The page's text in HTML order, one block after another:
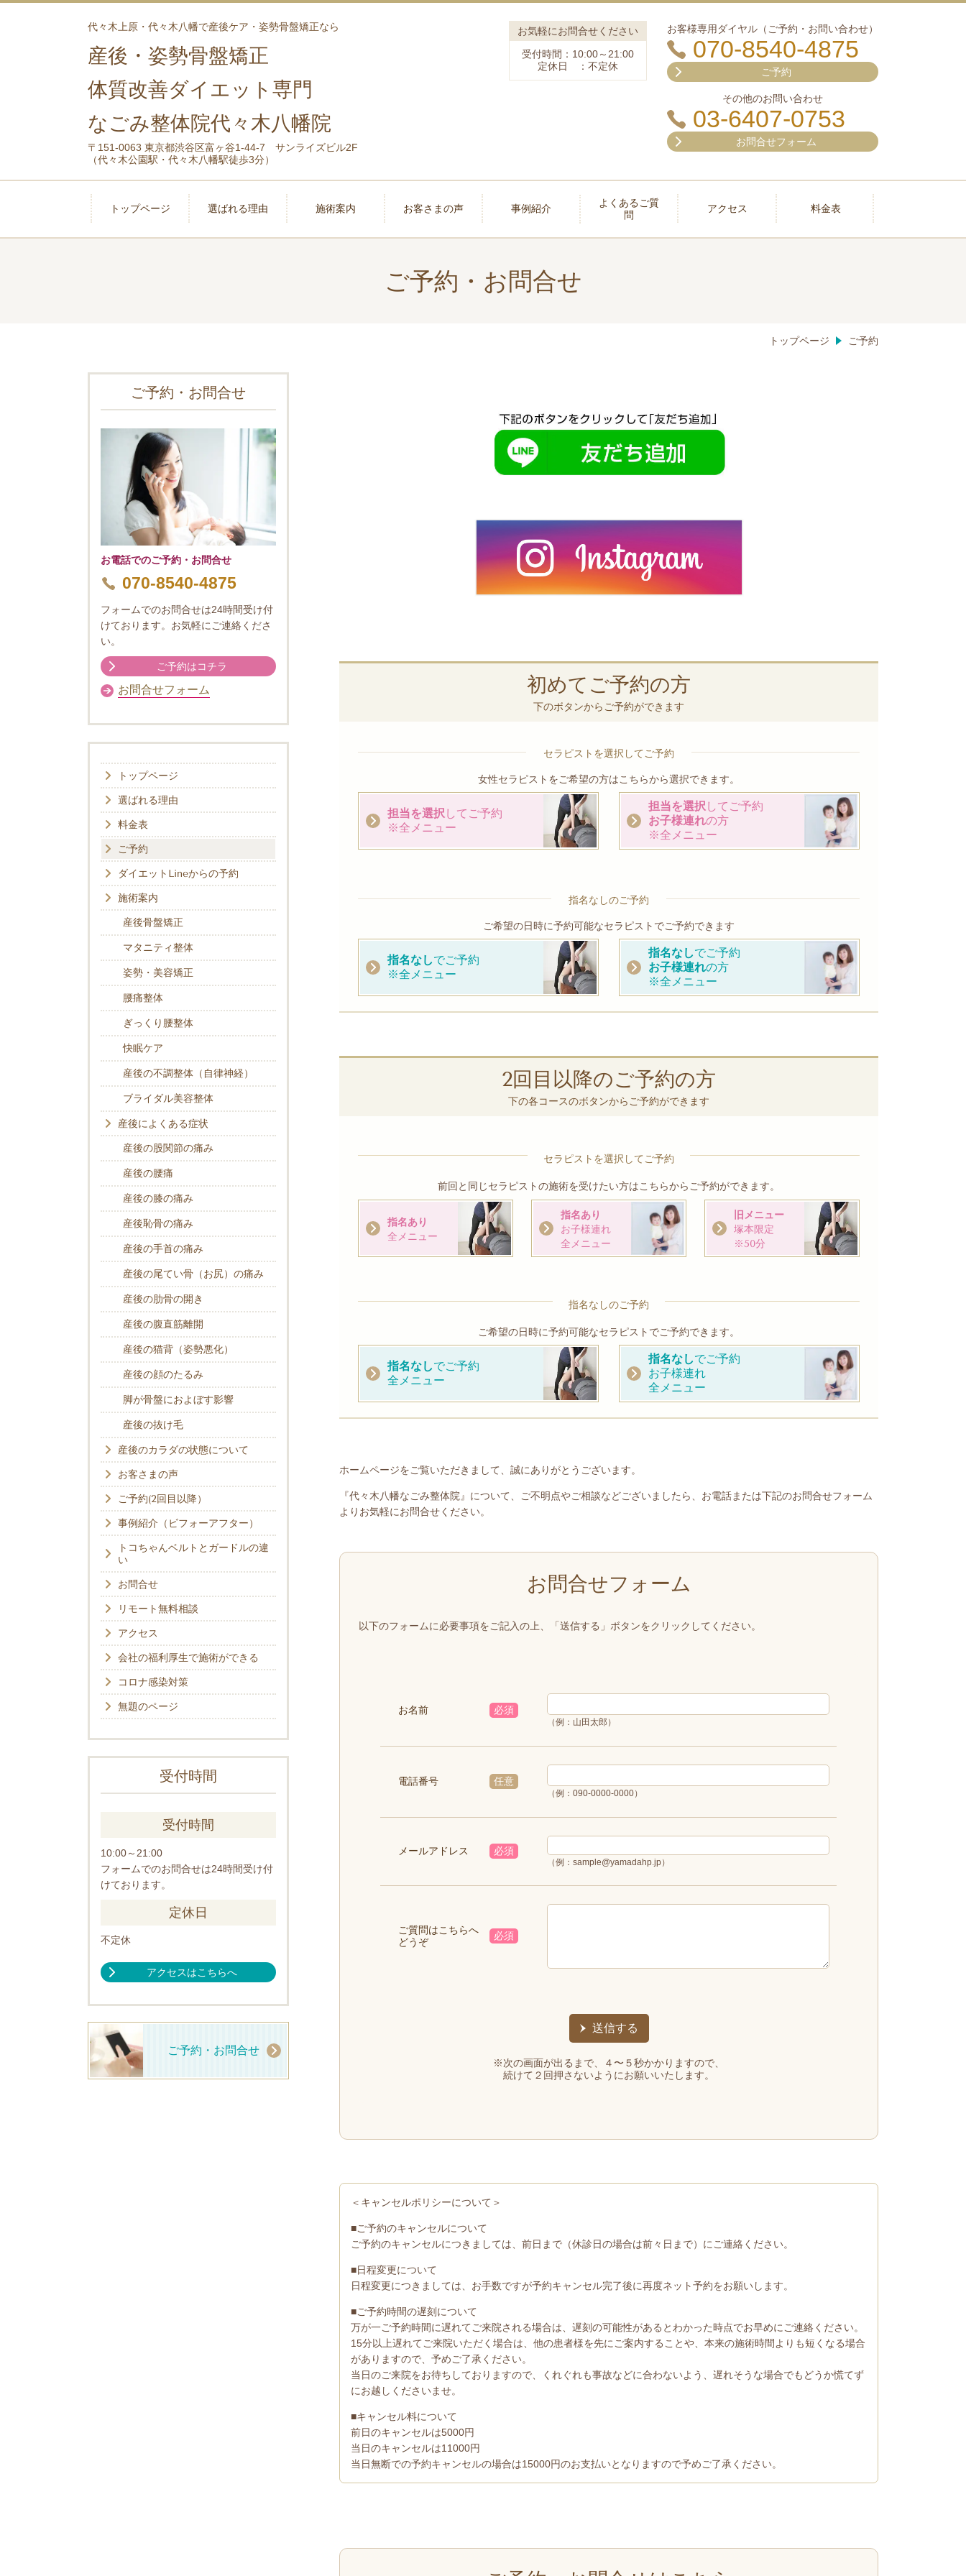
代々木上原・代々木八幡で産後ケア・姿勢骨盤矯正なら
産後・姿勢骨盤矯正
体質改善ダイエット専門
なごみ整体院代々木八幡院
〒151-0063 東京都渋谷区富ヶ谷1-44-7 サンライズビル2F
（代々木公園駅・代々木八幡駅徒歩3分）
お気軽にお問合せください
受付時間：10:00～21:00
定休日 ：不定休
お客様専用ダイヤル（ご予約・お問い合わせ）
070-8540-4875
ご予約
その他のお問い合わせ
03-6407-0753
お問合せフォーム
トップページ 選ばれる理由 施術案内 お客さまの声 事例紹介
よくあるご質
問
アクセス 料金表
ご予約・お問合せ
トップページ ご予約
初めてご予約の方
下のボタンからご予約ができます
セラピストを選択してご予約
女性セラピストをご希望の方はこちらから選択できます。
担当を選択してご予約
※全メニュー
担当を選択してご予約
お子様連れの方
※全メニュー
指名なしのご予約
ご希望の日時に予約可能なセラピストでご予約できます
指名なしでご予約
※全メニュー
指名なしでご予約
お子様連れの方
※全メニュー
2回目以降のご予約の方
下の各コースのボタンからご予約ができます
セラピストを選択してご予約
前回と同じセラピストの施術を受けたい方はこちらからご予約ができます。
指名あり
全メニュー
指名あり
お子様連れ
全メニュー
旧メニュー
塚本限定
※50分
指名なしのご予約
ご希望の日時に予約可能なセラピストでご予約できます。
指名なしでご予約
全メニュー
指名なしでご予約
お子様連れ
全メニュー
ホームページをご覧いただきまして、誠にありがとうございます。
『代々木八幡なごみ整体院』について、ご不明点やご相談などございましたら、お電話または下記のお問合せフォーム
よりお気軽にお問合せください。
お問合せフォーム
以下のフォームに必要事項をご記入の上、「送信する」ボタンをクリックしてください。
お名前 必須
（例：山田太郎）
電話番号 任意
（例：090-0000-0000）
メールアドレス 必須
（例：sample@yamadahp.jp）
ご質問はこちらへ
どうぞ
必須
※次の画面が出るまで、４〜５秒かかりますので、
続けて２回押さないようにお願いいたします。
＜キャンセルポリシーについて＞
■ご予約のキャンセルについて
ご予約のキャンセルにつきましては、前日まで（休診日の場合は前々日まで）にご連絡ください。
■日程変更について
日程変更につきましては、お手数ですが予約キャンセル完了後に再度ネット予約をお願いします。
■ご予約時間の遅刻について
万が一ご予約時間に遅れてご来院される場合は、遅刻の可能性があるとわかった時点でお早めにご連絡ください。
15分以上遅れてご来院いただく場合は、他の患者様を先にご案内することや、本来の施術時間よりも短くなる場合
がありますので、予めご了承ください。
当日のご来院をお待ちしておりますので、くれぐれも事故などに合わないよう、遅れそうな場合でもどうか慌てず
にお越しくださいませ。
■キャンセル料について
前日のキャンセルは5000円
当日のキャンセルは11000円
当日無断での予約キャンセルの場合は15000円のお支払いとなりますので予めご了承ください。
ご予約・お問合せ
お電話でのご予約・お問合せ
070-8540-4875
フォームでのお問合せは24時間受け付
けております。お気軽にご連絡くださ
い。
ご予約はコチラ
お問合せフォーム
トップページ
選ばれる理由
料金表
ご予約
ダイエットLineからの予約
施術案内
産後骨盤矯正
マタニティ整体
姿勢・美容矯正
腰痛整体
ぎっくり腰整体
快眠ケア
産後の不調整体（自律神経）
ブライダル美容整体
産後によくある症状
産後の股関節の痛み
産後の腰痛
産後の膝の痛み
産後恥骨の痛み
産後の手首の痛み
産後の尾てい骨（お尻）の痛み
産後の肋骨の開き
産後の腹直筋離開
産後の猫背（姿勢悪化）
産後の顔のたるみ
脚が骨盤におよぼす影響
産後の抜け毛
産後のカラダの状態について
お客さまの声
ご予約(2回目以降）
事例紹介（ビフォーアフター）
トコちゃんベルトとガードルの違
い
お問合せ
リモート無料相談
アクセス
会社の福利厚生で施術ができる
コロナ感染対策
無題のページ
受付時間
受付時間
10:00～21:00
フォームでのお問合せは24時間受け付
けております。
定休日
不定休
アクセスはこちらへ
ご予約・お問合せ